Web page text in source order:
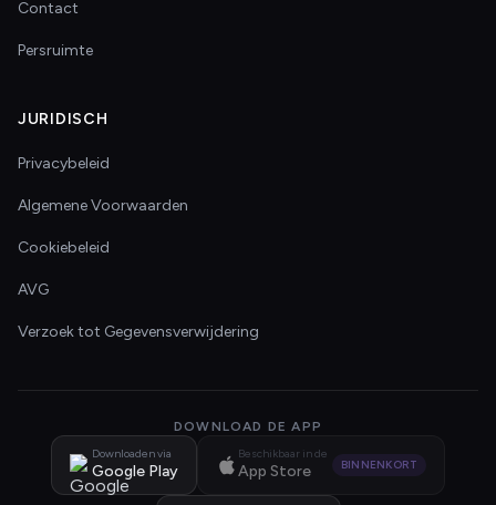
Contact
Persruimte
JURIDISCH
Privacybeleid
Algemene Voorwaarden
Cookiebeleid
AVG
Verzoek tot Gegevensverwijdering
DOWNLOAD DE APP
Downloaden via
Google Play
Beschikbaar in de
App Store BINNENKORT